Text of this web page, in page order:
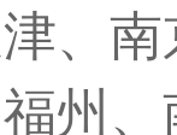
、
州